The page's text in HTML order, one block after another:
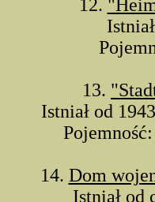
12.
13.
Istniał od
14. Dom
Istniał od